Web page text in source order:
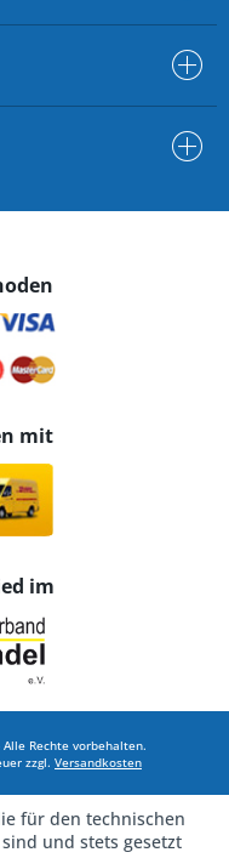
mit
im
Rechte vorbehalten.
zzgl. Versandkosten
für den technischen
und stets gesetzt